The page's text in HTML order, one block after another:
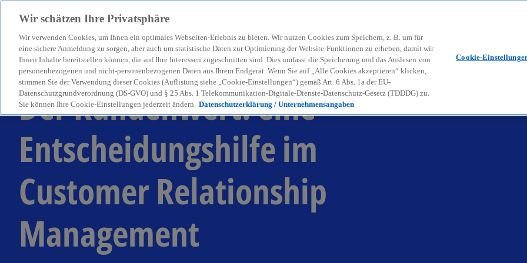
menu
Der Kundenwert: eine
Entscheidungshilfe im
Customer Relationship
Management
Wir schätzen Ihre Privatsphäre
Wir verwenden Cookies, um Ihnen ein optimales Webseiten-Erlebnis zu bieten. Wir nutzen Cookies zum Speichern, z. B. um für
eine sichere Anmeldung zu sorgen, aber auch um statistische Daten zur Optimierung der Website-Funktionen zu erheben, damit wir
Ihnen Inhalte bereitstellen können, die auf Ihre Interessen zugeschnitten sind. Dies umfasst die Speicherung und das Auslesen von
personenbezogenen und nicht-personenbezogenen Daten aus Ihrem Endgerät. Wenn Sie auf „Alle Cookies akzeptieren“ klicken,
stimmen Sie der Verwendung dieser Cookies (Auflistung siehe „Cookie-Einstellungen“) gemäß Art. 6 Abs. 1a der EU-
Datenschutzgrundverordnung (DS-GVO) und § 25 Abs. 1 Telekommunikation-Digitale-Dienste-Datenschutz-Gesetz (TDDDG) zu.
Sie können Ihre Cookie-Einstellungen jederzeit ändern. Datenschutzerklärung / Unternehmensangaben
Cookie-